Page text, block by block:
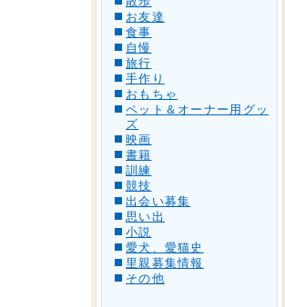
お友達
食事
自慢
旅行
手作り
おもちゃ
ペット＆オーナー用グッ
ズ
映画
書籍
訓練
競技
出会い募集
思い出
小説
愛犬、愛猫史
里親募集情報
その他